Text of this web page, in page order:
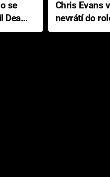
Dead
Chris Evans
nevrátí do
Ameriky